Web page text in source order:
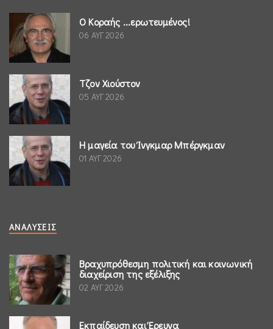
Ο Κοραής ...ερωτευμένος!
06 ΑΥΓ 2026
Τζον Χιούστον
05 ΑΥΓ 2026
Η μαγεία του Ίνγκμαρ Μπέργκμαν
01 ΑΥΓ 2026
ΑΝΑΛΎΣΕΙΣ
Βραχυπρόθεσμη πολιτική και κοινωνική
διαχείριση της εξέλιξης
02 ΑΥΓ 2026
Εκπαίδευση και Έρευνα